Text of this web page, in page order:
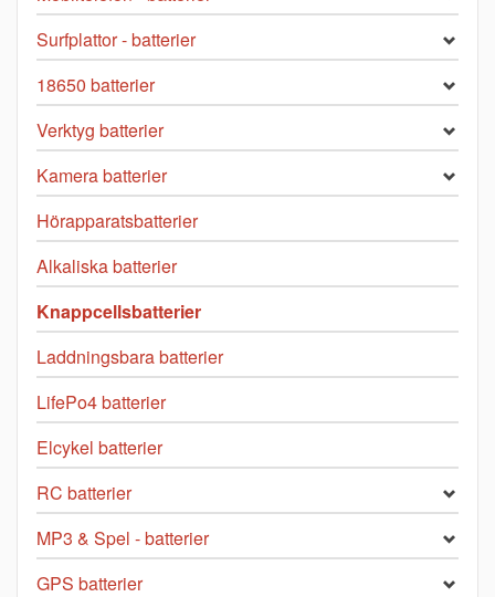
Surfplattor - batterier
18650 batterier
Verktyg batterier
Kamera batterier
Hörapparatsbatterier
Alkaliska batterier
Knappcellsbatterier
Laddningsbara batterier
LifePo4 batterier
Elcykel batterier
RC batterier
MP3 & Spel - batterier
GPS batterier